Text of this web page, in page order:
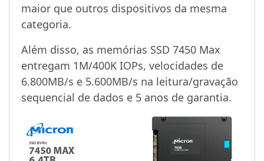
maior que outros dispositivos da mesma
categoria.
Além disso, as memórias SSD 7450 Max
entregam 1M/400K IOPs, velocidades de
6.800MB/s e 5.600MB/s na leitura/gravação
sequencial de dados e 5 anos de garantia.